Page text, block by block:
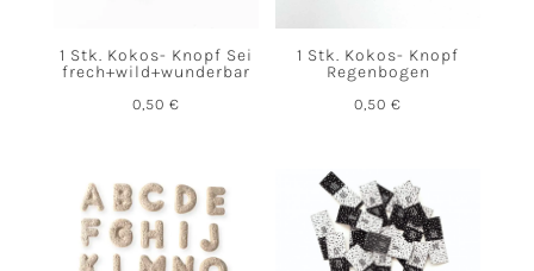
1 Stk. Kokos- Knopf Sei
frech+wild+wunderbar
0,50 €
1 Stk. Kokos- Knopf
Regenbogen
0,50€